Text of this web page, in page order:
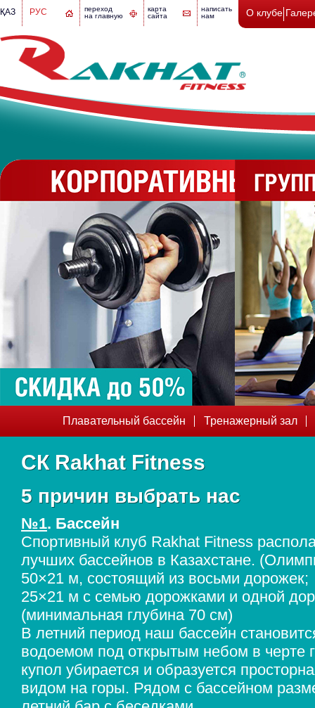
переход
на главную
карта
сайта
написать
нам
ҚАЗ РУС О клубе
КОРПОРАТИВНЫЙ ФИТНЕС
Корпоративный фитнес
Корпоративный фитнес
ГРУППОВЫЕ
Плавательный бассейн Тренажерный зал
СК Rakhat Fitness
5 причин выбрать нас
№1. Бассейн
Спортивный клуб Rakhat Fitness
лучших бассейнов в Казахстане.
50×21 м, состоящий из восьми дорожек;
25×21 м с семью дорожками и одной
(минимальная глубина 70 см)
В летний период наш бассейн
водоемом под открытым небом в черте
купол убирается и образуется
видом на горы. Рядом с бассейном